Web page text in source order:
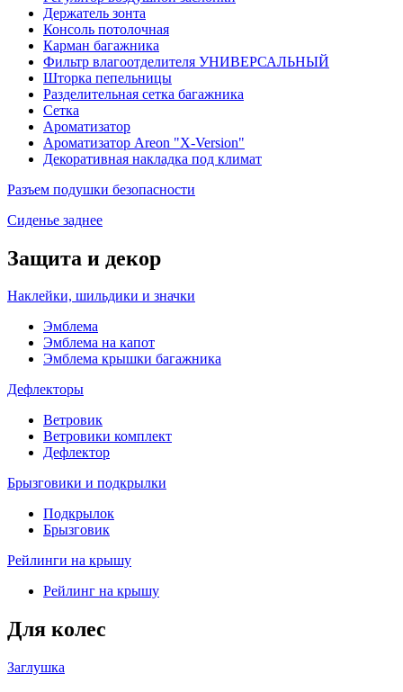
Держатель зонта
Консоль потолочная
Карман багажника
Фильтр влагоотделителя УНИВЕРСАЛЬНЫЙ
Шторка пепельницы
Разделительная сетка багажника
Сетка
Ароматизатор
Ароматизатор Areon "X-Version"
Декоративная накладка под климат
Разъем подушки безопасности
Сиденье заднее
Защита и декор
Наклейки, шильдики и значки
Эмблема
Эмблема на капот
Эмблема крышки багажника
Дефлекторы
Ветровик
Ветровики комплект
Дефлектор
Брызговики и подкрылки
Подкрылок
Брызговик
Рейлинги на крышу
Рейлинг на крышу
Для колес
Заглушка